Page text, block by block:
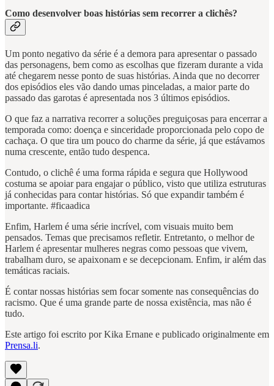
Como desenvolver boas histórias sem recorrer a clichês?
Um ponto negativo da série é a demora para apresentar o passado
das personagens, bem como as escolhas que fizeram durante a vida
até chegarem nesse ponto de suas histórias. Ainda que no decorrer
dos episódios eles vão dando umas pinceladas, a maior parte do
passado das garotas é apresentada nos 3 últimos episódios.
O que faz a narrativa recorrer a soluções preguiçosas para encerrar a
temporada como: doença e sinceridade proporcionada pelo copo de
cachaça. O que tira um pouco do charme da série, já que estávamos
numa crescente, então tudo despenca.
Contudo, o clichê é uma forma rápida e segura que Hollywood
costuma se apoiar para engajar o público, visto que utiliza estruturas
já conhecidas para contar histórias. Só que expandir também é
importante. #ficaadica
Enfim, Harlem é uma série incrível, com visuais muito bem
pensados. Temas que precisamos refletir. Entretanto, o melhor de
Harlem é apresentar mulheres negras como pessoas que vivem,
trabalham duro, se apaixonam e se decepcionam. Enfim, ir além das
temáticas raciais.
É contar nossas histórias sem focar somente nas consequências do
racismo. Que é uma grande parte de nossa existência, mas não é
tudo.
Este artigo foi escrito por Kika Ernane e publicado originalmente em
Prensa.li.